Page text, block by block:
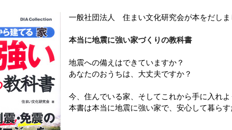
一般社団法人 住まい文化研究会が本をだしま
本当に地震に強い家づくりの教科書
地震への備えはできていますか？
あなたのおうちは、大丈夫ですか？
今、住んでいる家、そしてこれから手に入れよ
本書は本当に地震に強い家で、安心して暮らす